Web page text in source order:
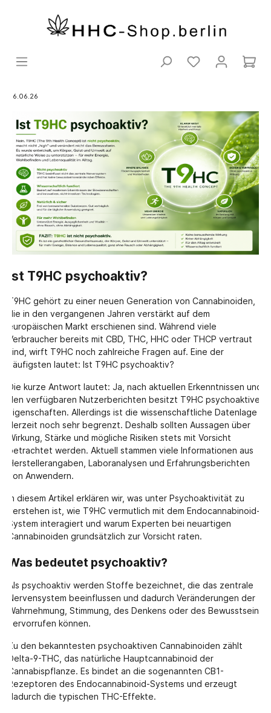
06.06.26
Ist T9HC psychoaktiv?
T9HC gehört zu einer neuen Generation von Cannabinoiden,
die in den vergangenen Jahren verstärkt auf dem
europäischen Markt erschienen sind. Während viele
Verbraucher bereits mit CBD, THC, HHC oder THCP vertraut
sind, wirft T9HC noch zahlreiche Fragen auf. Eine der
häufigsten lautet: Ist T9HC psychoaktiv?
Die kurze Antwort lautet: Ja, nach aktuellen Erkenntnissen und
den verfügbaren Nutzerberichten besitzt T9HC psychoaktive
Eigenschaften. Allerdings ist die wissenschaftliche Datenlage
derzeit noch sehr begrenzt. Deshalb sollten Aussagen über
Wirkung, Stärke und mögliche Risiken stets mit Vorsicht
betrachtet werden. Aktuell stammen viele Informationen aus
Herstellerangaben, Laboranalysen und Erfahrungsberichten
von Anwendern.
In diesem Artikel erklären wir, was unter Psychoaktivität zu
verstehen ist, wie T9HC vermutlich mit dem Endocannabinoid-
System interagiert und warum Experten bei neuartigen
Cannabinoiden grundsätzlich zur Vorsicht raten.
Was bedeutet psychoaktiv?
Als psychoaktiv werden Stoffe bezeichnet, die das zentrale
Nervensystem beeinflussen und dadurch Veränderungen der
Wahrnehmung, Stimmung, des Denkens oder des Bewusstseins
hervorrufen können.
Zu den bekanntesten psychoaktiven Cannabinoiden zählt
Delta-9-THC, das natürliche Hauptcannabinoid der
Cannabispflanze. Es bindet an die sogenannten CB1-
Rezeptoren des Endocannabinoid-Systems und erzeugt
dadurch die typischen THC-Effekte.